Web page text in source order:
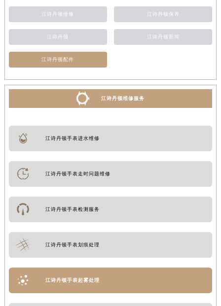
江诗丹顿维修 江诗丹顿保养
江诗丹顿 江诗丹顿新闻
江诗丹顿配件
江诗丹顿维修服务
江诗丹顿手表进水维修
江诗丹顿手表走时问题维修
江诗丹顿手表检测服务
江诗丹顿手表划痕处理
江诗丹顿手表起雾处理